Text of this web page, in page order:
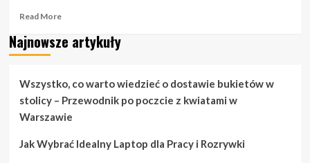
Read MoreRead
about
czystej
i
zdrowej
Najnowsze artykuły
Wszystko, co warto wiedzieć o dostawie bukietów w
stolicy – Przewodnik po poczcie z kwiatami w
Warszawie
Jak Wybrać Idealny Laptop dla Pracy i Rozrywki